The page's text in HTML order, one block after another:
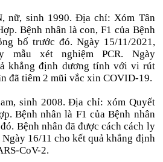
nữ, sinh 1990. Địa chỉ: Xóm Tân
Bệnh nhân là con, F1 của Bệnh
bố trước đó. Ngày 15/11/2021,
mẫu xét nghiệm PCR. Ngày
khẳng định dương tính với vi rút
đã tiêm 2 mũi vắc xin COVID-19.
sinh 2008. Địa chỉ: xóm Quyết
Bệnh nhân là F1 của Bệnh nhân
Bệnh nhân đã được cách cách ly
16/11 cho kết quả khẳng định
CoV-2.